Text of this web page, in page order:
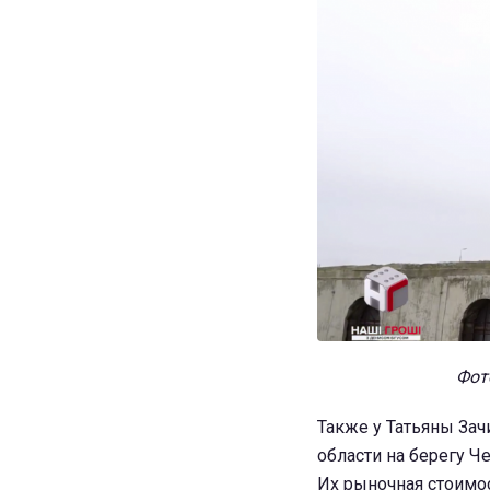
Также у Татьяны
области на берегу
Их рыночная